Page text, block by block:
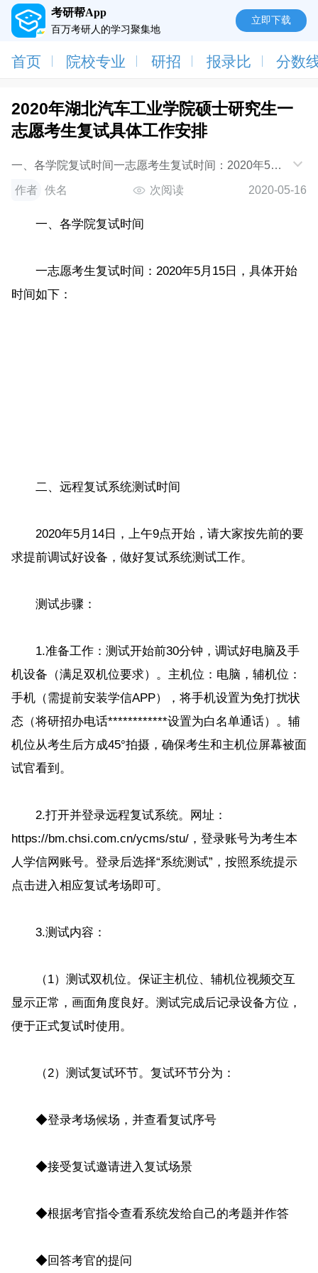
考研帮App
百万考研人的学习聚集地
立即下载
首页 院校专业 研招 报录比 分数
2020年湖北汽车工业学院硕士研究生一
志愿考生复试具体工作安排
一、各学院复试时间一志愿考生复试时间：2020年5月
15日，具体开始时间如下：二、远程复试系统测试时间
2020年5月14日，上午9点开始，请大家按先前的
作者 佚名 次阅读 2020-05-16
一、各学院复试时间
一志愿考生复试时间：2020年5月15日，具体开始
时间如下：
二、远程复试系统测试时间
2020年5月14日，上午9点开始，请大家按先前的要
求提前调试好设备，做好复试系统测试工作。
测试步骤：
1.准备工作：测试开始前30分钟，调试好电脑及手
机设备（满足双机位要求）。主机位：电脑，辅机位：
手机（需提前安装学信APP），将手机设置为免打扰状
态（将研招办电话************设置为白名单通话）。辅
机位从考生后方成45°拍摄，确保考生和主机位屏幕被面
试官看到。
2.打开并登录远程复试系统。网址：
https://bm.chsi.com.cn/ycms/stu/，登录账号为考生本
人学信网账号。登录后选择“系统测试”，按照系统提示
点击进入相应复试考场即可。
3.测试内容：
（1）测试双机位。保证主机位、辅机位视频交互
显示正常，画面角度良好。测试完成后记录设备方位，
便于正式复试时使用。
（2）测试复试环节。复试环节分为：
◆登录考场候场，并查看复试序号
◆接受复试邀请进入复试场景
◆根据考官指令查看系统发给自己的考题并作答
◆回答考官的提问